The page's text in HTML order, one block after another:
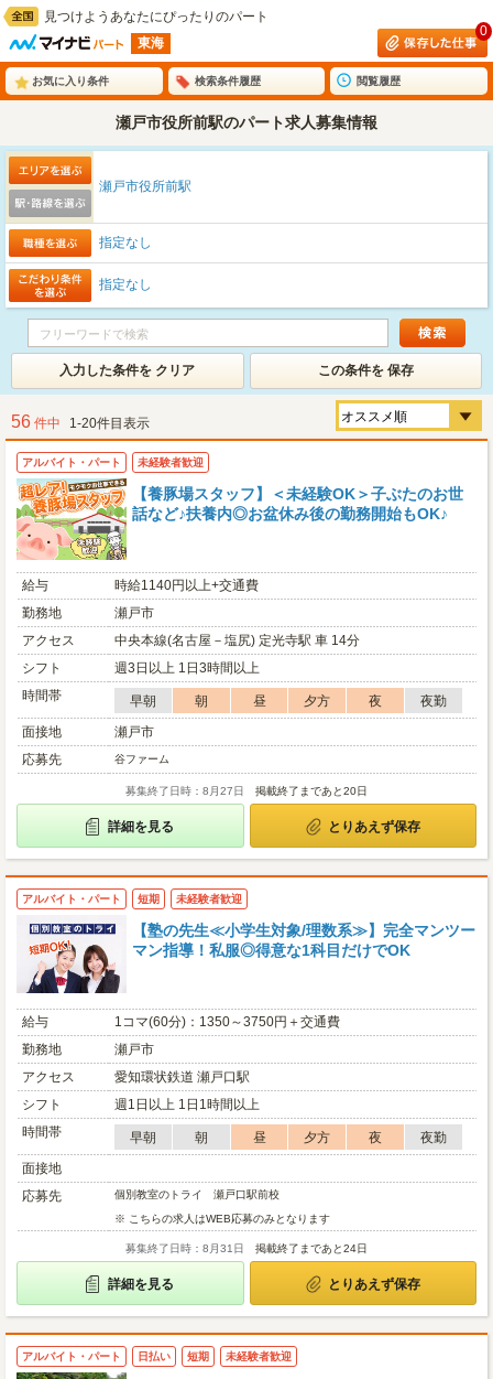
見つけようあなたにぴったりのパート
東海
0
お気に入り条件 検索条件履歴 閲覧履歴
瀬戸市役所前駅のパート求人募集情報
瀬戸市役所前駅
指定なし
指定なし
入力した条件を クリア この条件を 保存
56 件中 1-20件目表示
アルバイト・パート 未経験者歓迎
【養豚場スタッフ】＜未経験OK＞子ぶたのお世
話など♪扶養内◎お盆休み後の勤務開始もOK♪
給与
時給1140円以上+交通費
勤務地
瀬戸市
アクセス
中央本線(名古屋－塩尻) 定光寺駅 車 14分
シフト
週3日以上 1日3時間以上
時間帯
早朝 朝 昼 夕方 夜
夜勤
面接地
瀬戸市
応募先
谷ファーム
募集終了日時：8月27日 掲載終了まであと20日
詳細を見る とりあえず保存
アルバイト・パート 短期 未経験者歓迎
【塾の先生≪小学生対象/理数系≫】完全マンツー
マン指導！私服◎得意な1科目だけでOK
給与
1コマ(60分)：1350～3750円＋交通費
勤務地
瀬戸市
アクセス
愛知環状鉄道 瀬戸口駅
シフト
週1日以上 1日1時間以上
時間帯
早朝 朝 昼 夕方 夜
夜勤
面接地
応募先
個別教室のトライ 瀬戸口駅前校
※ こちらの求人はWEB応募のみとなります
募集終了日時：8月31日 掲載終了まであと24日
詳細を見る とりあえず保存
アルバイト・パート 日払い 短期 未経験者歓迎